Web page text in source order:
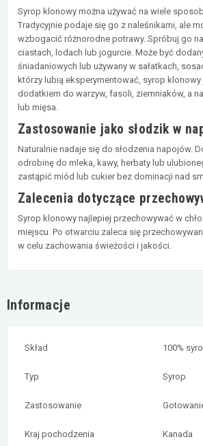
Syrop klonowy można używać na wiele
Tradycyjnie podaje się go z naleśnikami, ale
wzbogacić różnorodne potrawy. Spróbuj go
ciastach, lodach lub jogurcie. Może być
śniadaniowych lub używany w sałatkach,
którzy lubią eksperymentować, syrop klonowy
dodatkiem do warzyw, fasoli, ziemniaków, a
lub mięsa.
Zastosowanie jako słodzik w
Naturalnie nadaje się do słodzenia napojów.
odrobinę do mleka, kawy, herbaty lub
zastąpić miód lub cukier bez dominacji nad
Zalecenia dotyczące
Syrop klonowy najlepiej przechowywać w
miejscu. Po otwarciu zaleca się
w celu zachowania świeżości i jakości.
Informacje
Skład 100%
Typ Syrop
Zastosowanie
Kraj pochodzenia Kanada